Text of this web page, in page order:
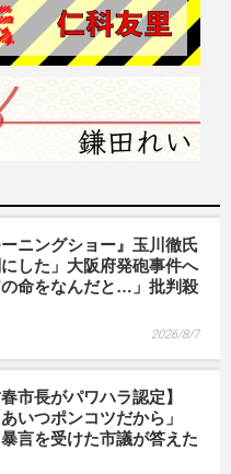
ニングショー』玉川徹氏
にした」大阪府発砲事件へ
命をなんだと…」批判殺
2026/8/7
市長がパワハラ認定】
いつポンコツだから」
暴言を受けた市議が答えた